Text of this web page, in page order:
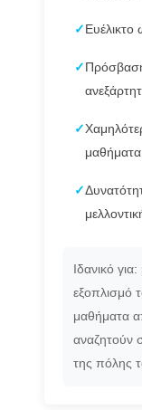
✓ Ευέλικτο
✓
✓
μαθήματα
✓
Ιδανικό
εξοπλισμό
μαθήματα
αναζητούν
της πόλης